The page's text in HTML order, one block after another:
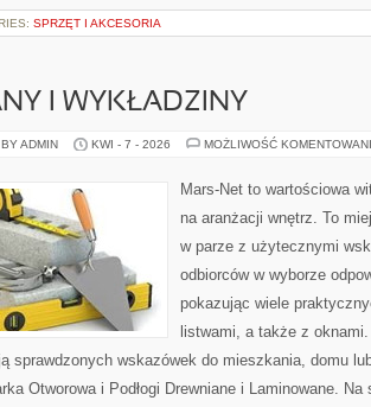
SPRZĘT I AKCESORIA
I WYKŁADZINY
ADMIN KWI - 7 - 2026 MOŻLIWOŚĆ
Mars-Net to wartościowa
na aranżacji wnętrz. To
w parze z użytecznymi
odbiorców w wyborze
pokazując wiele
listwami, a także z
sprawdzonych wskazówek do mieszkania, domu
Otworowa i Podłogi Drewniane i Laminowane.